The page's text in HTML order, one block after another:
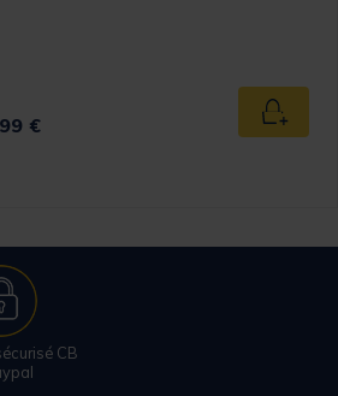
99 € Ajouter
CB